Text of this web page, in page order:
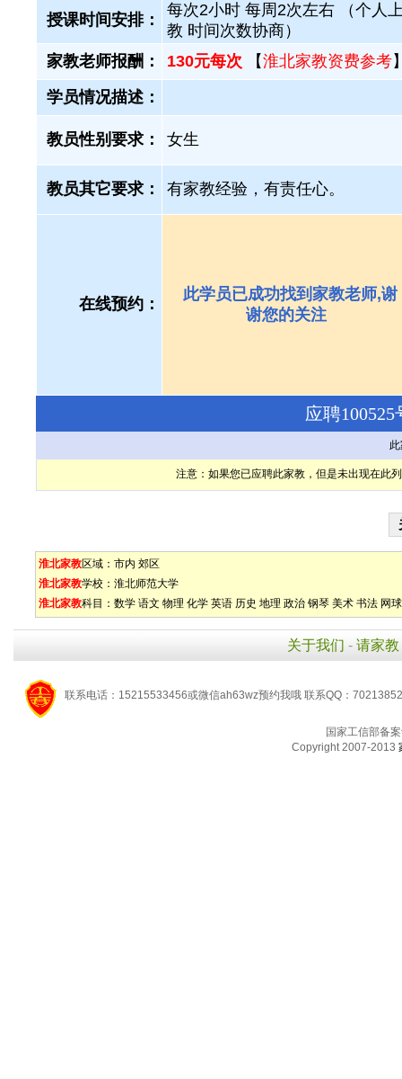
授课时间安排：
每次2小时 每周2次左右 （个人
教 时间次数协商）
家教老师报酬：
130元每次 【淮北家教资费参考
学员情况描述：
教员性别要求： 女生
教员其它要求： 有家教经验，有责任心。
在线预约：
此学员已成功找到家教老师,谢
谢您的关注
应聘
注意：如果您已应聘此家教，但是未出现在此
淮北家教区域： 市内 郊区
淮北家教学校： 淮北师范大学
淮北家教科目： 数学 语文 物理 化学 英语 历史 地理 政治 钢琴 美术 书法 网球
关于我们 - 请家教
联系电话：15215533456或微信ah63wz预约我哦 联系QQ：
国家工信部备
Copyright 2007-2013